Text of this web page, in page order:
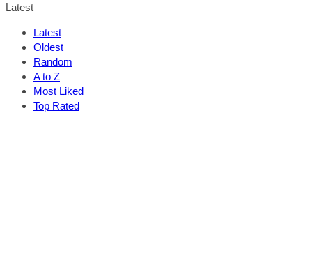
Latest
Latest
Oldest
Random
A to Z
Most Liked
Top Rated